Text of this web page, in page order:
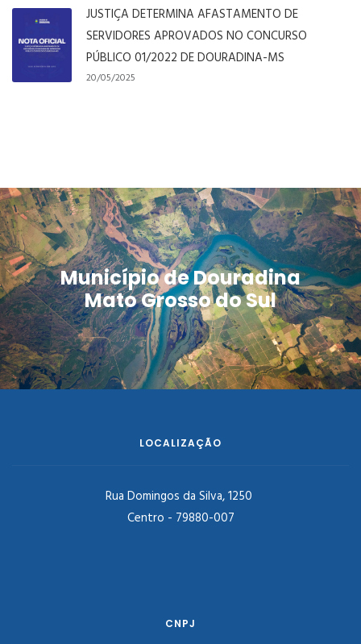
JUSTIÇA DETERMINA AFASTAMENTO DE
SERVIDORES APROVADOS NO CONCURSO
PÚBLICO 01/2022 DE DOURADINA-MS
20/05/2025
Município de Douradina
Mato Grosso do Sul
LOCALIZAÇÃO
Rua Domingos da Silva, 1250
Centro - 79880-007
CNPJ